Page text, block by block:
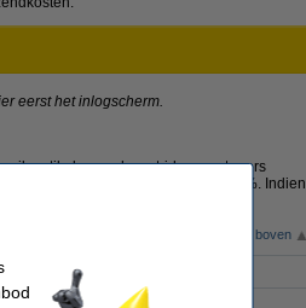
eerst het inlogscherm.
zoals cartridges en toners
een waardevermindering van 100%. Indien
Terug naar boven